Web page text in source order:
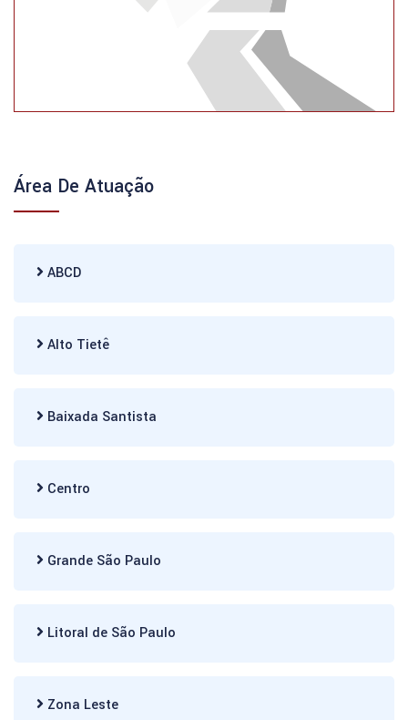
Área De Atuação
ABCD
Alto Tietê
Baixada Santista
Centro
Grande São Paulo
Litoral de São Paulo
Zona Leste